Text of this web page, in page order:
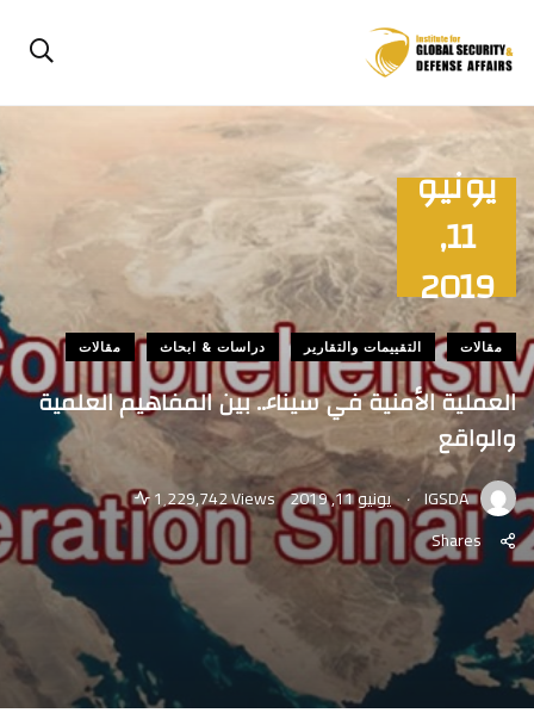
يونيو
11,
2019
مقالات التقييمات والتقارير دراسات & ابحاث مقالات
العملية الأمنية في سيناء.. بين المفاهيم العلمية
والواقع
IGSDA
. يونيو 11, 2019
1٬229,742 Views
Shares